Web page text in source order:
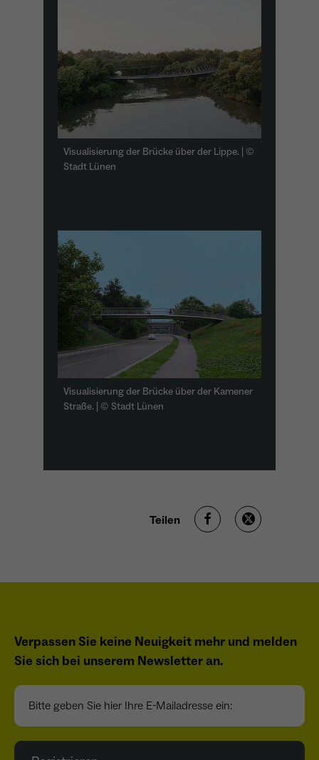
Visualisierung der Brücke über der Lippe. | ©
Stadt Lünen
Visualisierung der Brücke über der Kamener
Straße. | © Stadt Lünen
Teilen
Verpassen Sie keine Neuigkeit mehr und melden
Sie sich bei unserem Newsletter an.
Bitte geben Sie hier Ihre E-Mailadresse ein: